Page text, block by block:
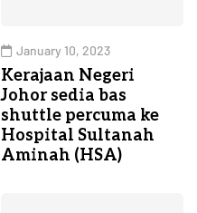
January 10, 2023
Kerajaan Negeri
Johor sedia bas
shuttle percuma ke
Hospital Sultanah
Aminah (HSA)